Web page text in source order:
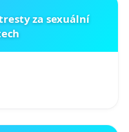
za sexuální